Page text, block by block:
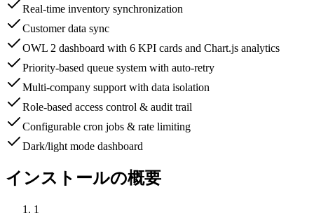
Real-time inventory synchronization
Customer data sync
OWL 2 dashboard with 6 KPI cards and Chart.js analytics
Priority-based queue system with auto-retry
Multi-company support with data isolation
Role-based access control & audit trail
Configurable cron jobs & rate limiting
Dark/light mode dashboard
インストールの概要
1